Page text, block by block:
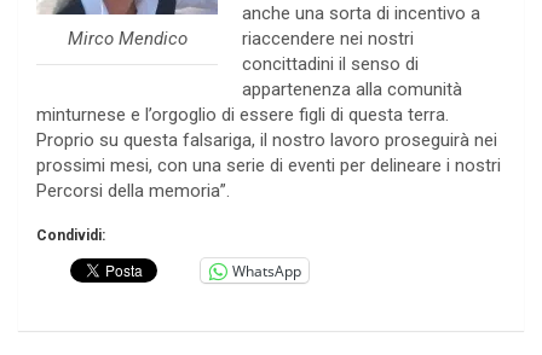
Mirco Mendico
anche una sorta di incentivo a
riaccendere nei nostri
concittadini il senso di
appartenenza alla comunità
minturnese e l’orgoglio di essere figli di questa terra.
Proprio su questa falsariga, il nostro lavoro proseguirà nei
prossimi mesi, con una serie di eventi per delineare i nostri
Percorsi della memoria”.
Condividi:
WhatsApp